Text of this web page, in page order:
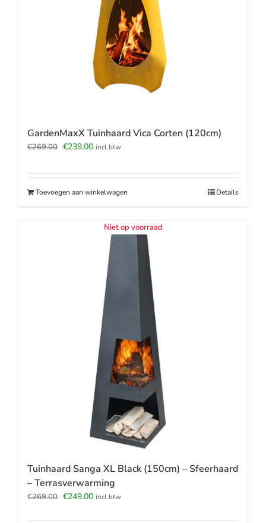
GardenMaxX Tuinhaard Vica Corten (120cm)
€269.00 Oorspronkelijke
€239.00Huidige
incl.btw
Toevoegen aan winkelwagen Details
Niet op voorraad
Tuinhaard Sanga XL Black (150cm) – Sfeerhaard
– Terrasverwarming
€269.00 Oorspronkelijke
€249.00Huidige
incl.btw